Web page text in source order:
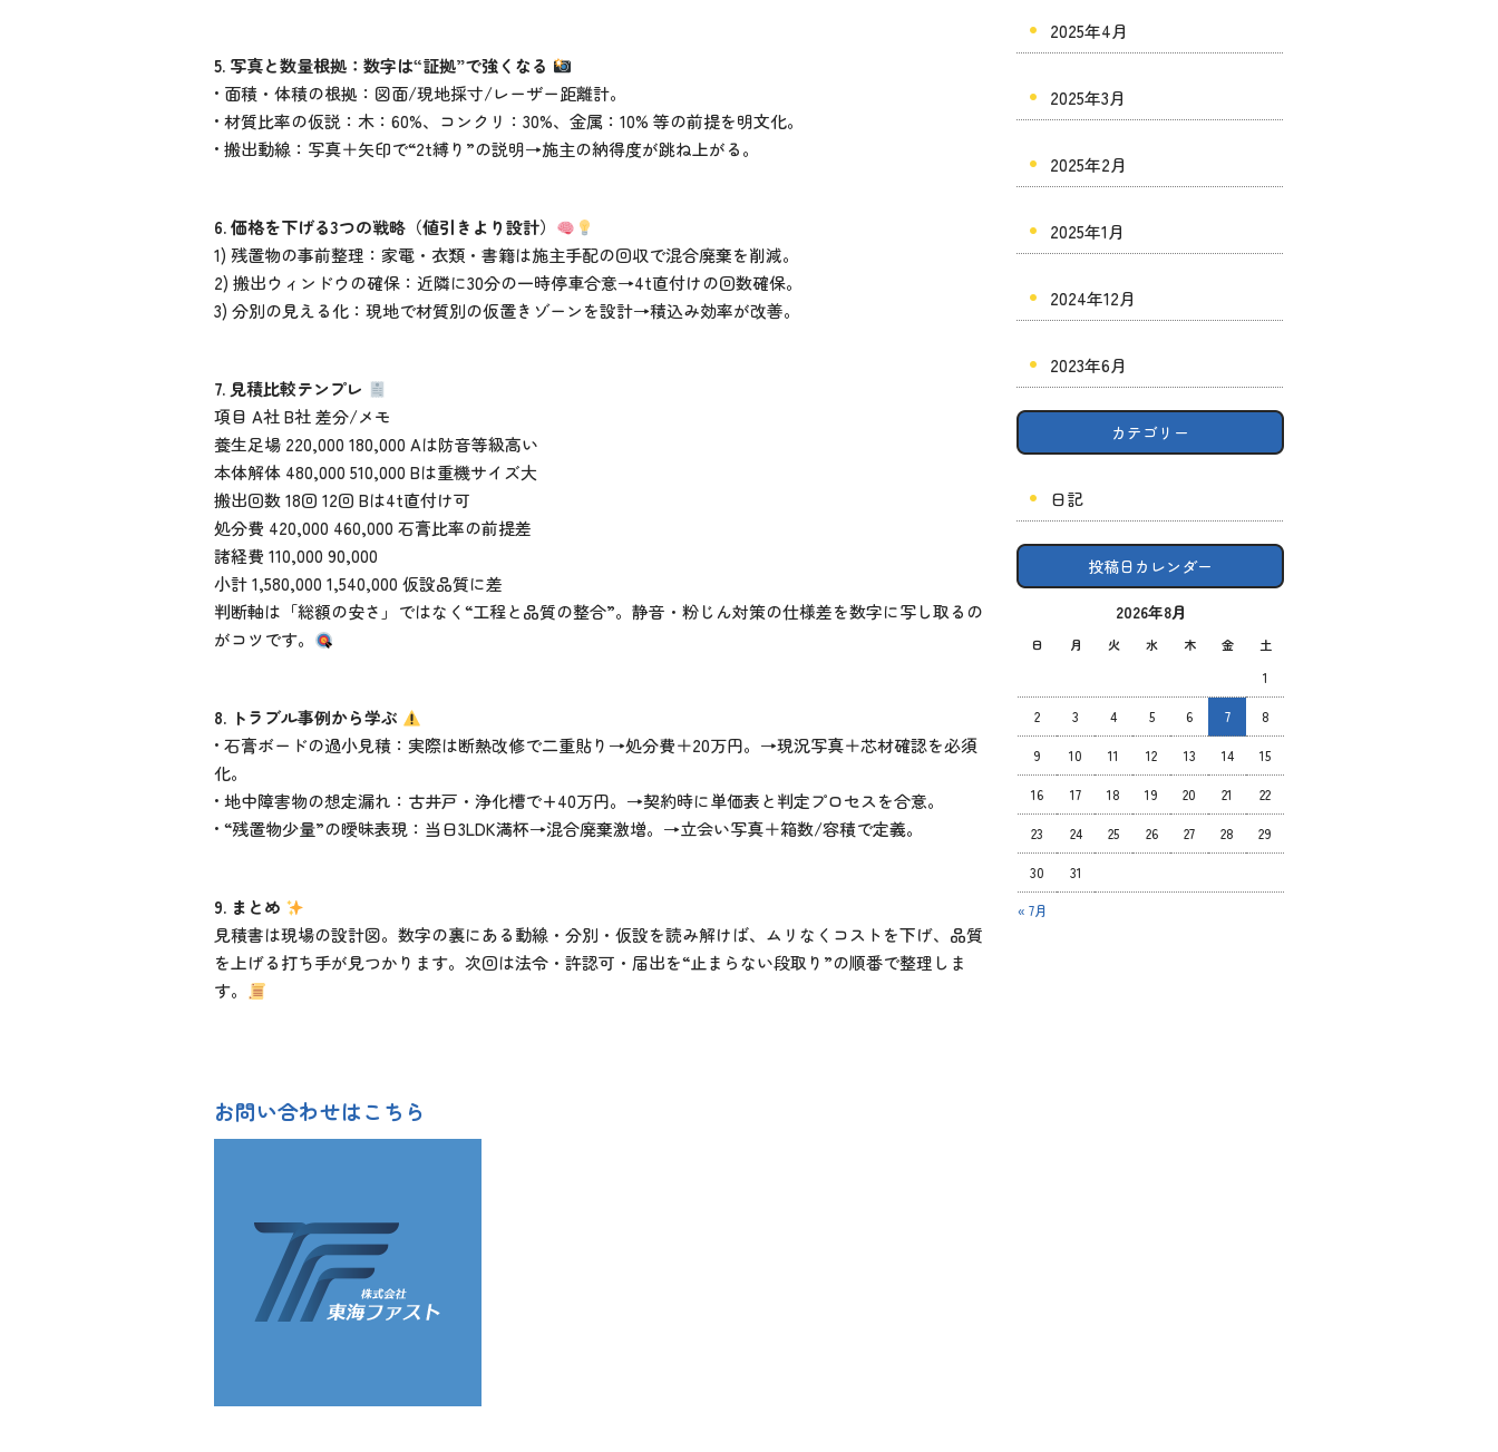
5. 写真と数量根拠：数字は“証拠”で強くなる
• 面積・体積の根拠：図面/現地採寸/レーザー距離計。
• 材質比率の仮説：木：60%、コンクリ：30%、金属：10% 等の前提を明文化。
• 搬出動線：写真＋矢印で“2t縛り”の説明→施主の納得度が跳ね上がる。
6. 価格を下げる3つの戦略（値引きより設計）
1) 残置物の事前整理：家電・衣類・書籍は施主手配の回収で混合廃棄を削減。
2) 搬出ウィンドウの確保：近隣に30分の一時停車合意→4t直付けの回数確保。
3) 分別の見える化：現地で材質別の仮置きゾーンを設計→積込み効率が改善。
7. 見積比較テンプレ
項目 A社 B社 差分/メモ
養生足場 220,000 180,000 Aは防音等級高い
本体解体 480,000 510,000 Bは重機サイズ大
搬出回数 18回 12回 Bは4t直付け可
処分費 420,000 460,000 石膏比率の前提差
諸経費 110,000 90,000
小計 1,580,000 1,540,000 仮設品質に差
判断軸は「総額の安さ」ではなく“工程と品質の整合”。静音・粉じん対策の仕様差を数字に写し取るの
がコツです。
8. トラブル事例から学ぶ
• 石膏ボードの過小見積：実際は断熱改修で二重貼り→処分費＋20万円。→現況写真＋芯材確認を必須
化。
• 地中障害物の想定漏れ：古井戸・浄化槽で+40万円。→契約時に単価表と判定プロセスを合意。
• “残置物少量”の曖昧表現：当日3LDK満杯→混合廃棄激増。→立会い写真＋箱数/容積で定義。
9. まとめ
見積書は現場の設計図。数字の裏にある動線・分別・仮設を読み解けば、ムリなくコストを下げ、品質
を上げる打ち手が見つかります。次回は法令・許認可・届出を“止まらない段取り”の順番で整理しま
す。
お問い合わせはこちら
2025年4月
2025年3月
2025年2月
2025年1月
2024年12月
2023年6月
カテゴリー
日記
投稿日カレンダー
2026年8月
日 月 火 水 木 金 土
« 7月
1
2 3 4 5 6 7 8
9 10 11 12 13 14 15
16 17 18 19 20 21 22
23 24 25 26 27 28 29
30 31